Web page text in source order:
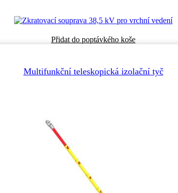
na
Přidat do poptávkého koše
Multifunkční teleskopická izolační tyč